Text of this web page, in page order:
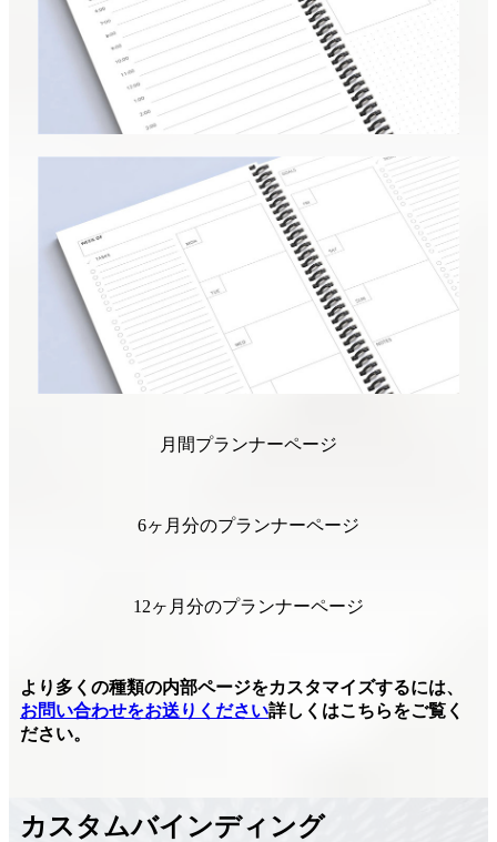
月間プランナーページ
6ヶ月分のプランナーページ
12ヶ月分のプランナーページ
より多くの種類の内部ページをカスタマイズするには、
お問い合わせをお送りください詳しくはこちらをご覧く
ださい。
カスタムバインディング